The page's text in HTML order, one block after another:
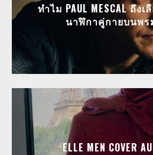
ทำไม PAUL MESCAL ถึงเ
นาฬิกาคู่กายบนพร
ELLE MEN COVER